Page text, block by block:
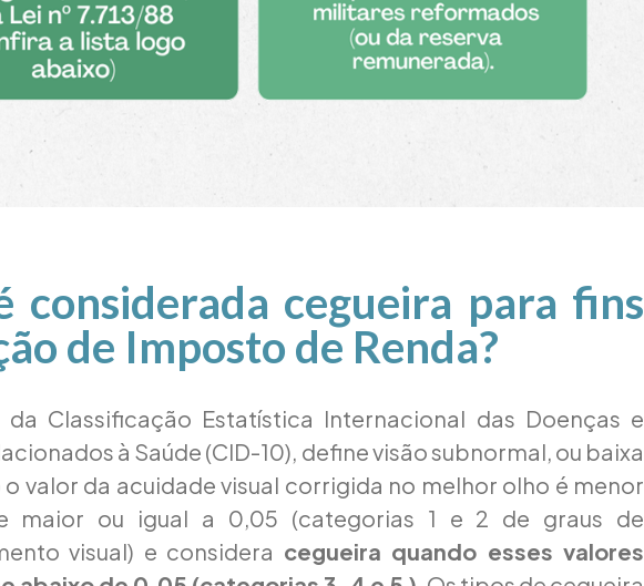
considerada cegueira para fins
de Imposto de Renda?
da Classificação Estatística Internacional das Doenças e
à Saúde (CID-10), define visão subnormal, ou baixa
valor da acuidade visual corrigida no melhor olho é menor
maior ou igual a 0,05 (categorias 1 e 2 de graus de
visual) e considera cegueira quando esses valores